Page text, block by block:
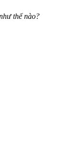
thế nào?